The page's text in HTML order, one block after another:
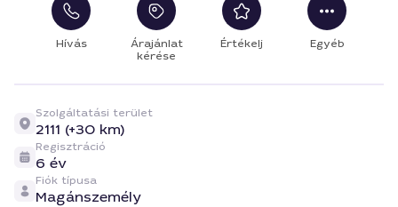
Hívás
Árajánlat
kérése
Értékelj Egyéb
Szolgáltatási terület
2111 (+30 km)
Regisztráció
6 év
Fiók típusa
Magánszemély